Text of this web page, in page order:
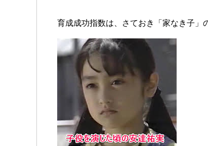
育成成功指数は、さておき「家なき子」